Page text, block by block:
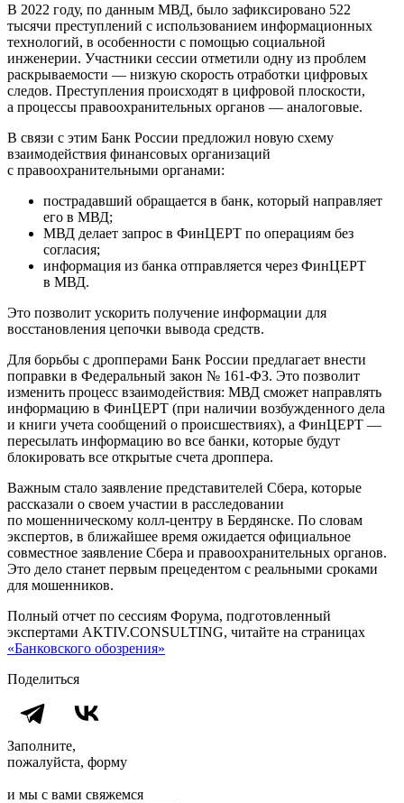
В 2022 году, по данным МВД, было зафиксировано 522
тысячи преступлений с использованием информационных
технологий, в особенности с помощью социальной
инженерии. Участники сессии отметили одну из проблем
раскрываемости — низкую скорость отработки цифровых
следов. Преступления происходят в цифровой плоскости,
а процессы правоохранительных органов — аналоговые.
В связи с этим Банк России предложил новую схему
взаимодействия финансовых организаций
с правоохранительными органами:
пострадавший обращается в банк, который направляет
его в МВД;
МВД делает запрос в ФинЦЕРТ по операциям без
согласия;
информация из банка отправляется через ФинЦЕРТ
в МВД.
Это позволит ускорить получение информации для
восстановления цепочки вывода средств.
Для борьбы с дропперами Банк России предлагает внести
поправки в Федеральный закон № 161-ФЗ. Это позволит
изменить процесс взаимодействия: МВД сможет направлять
информацию в ФинЦЕРТ (при наличии возбужденного дела
и книги учета сообщений о происшествиях), а ФинЦЕРТ —
пересылать информацию во все банки, которые будут
блокировать все открытые счета дроппера.
Важным стало заявление представителей Сбера, которые
рассказали о своем участии в расследовании
по мошенническому колл-центру в Бердянске. По словам
экспертов, в ближайшее время ожидается официальное
совместное заявление Сбера и правоохранительных органов.
Это дело станет первым прецедентом с реальными сроками
для мошенников.
Полный отчет по сессиям Форума, подготовленный
экспертами AKTIV.CONSULTING, читайте на страницах
«Банковского обозрения»
Поделиться
Заполните,
пожалуйста, форму
и мы с вами свяжемся